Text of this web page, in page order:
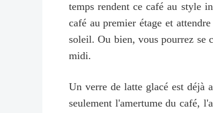
temps rendent ce café au style
café au premier étage et
soleil. Ou bien, vous pourrez se
midi.
Un verre de latte glacé est déjà
seulement l'amertume du café,